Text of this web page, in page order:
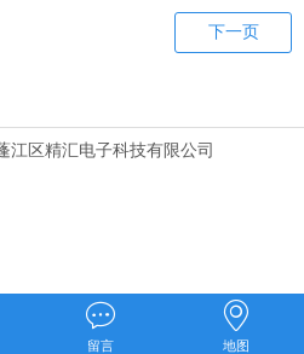
下一页
江区精汇电子科技有限公司
留言 地图